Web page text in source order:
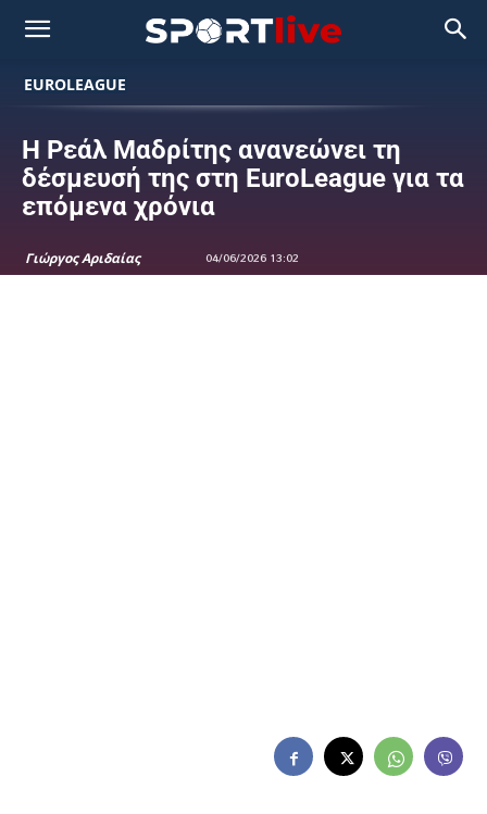
EUROLEAGUE
Η Ρεάλ Μαδρίτης ανανεώνει τη
δέσμευσή της στη EuroLeague για τα
επόμενα χρόνια
Γιώργος Αριδαίας 04/06/2026 13:02